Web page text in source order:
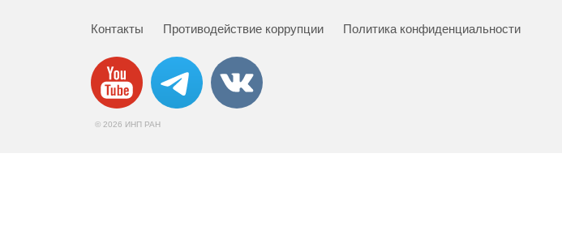
Контакты Противодействие коррупции Политика конфиденциальности
© 2026 ИНП РАН